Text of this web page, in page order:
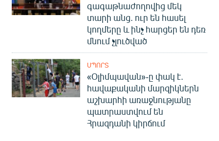
«Ազատության» բոլոր կայքերը
գագաթնաժողովից մեկ
տարի անց. ուր են հասել
կողմերը և ինչ հարցեր են դեռ
մնում չլուծված
ՍՊՈՐՏ
«Օլիմպավան»-ը փակ է.
հավաքականի մարզիկներն
աշխարհի առաջնությանը
պատրաստվում են
Հրազդանի կիրճում